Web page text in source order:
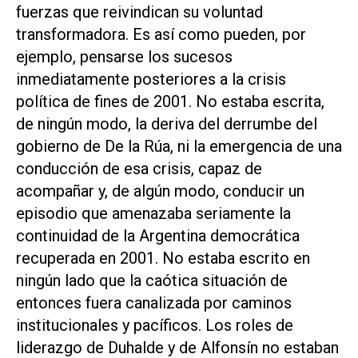
fuerzas que reivindican su voluntad
transformadora. Es así como pueden, por
ejemplo, pensarse los sucesos
inmediatamente posteriores a la crisis
política de fines de 2001. No estaba escrita,
de ningún modo, la deriva del derrumbe del
gobierno de De la Rúa, ni la emergencia de una
conducción de esa crisis, capaz de
acompañar y, de algún modo, conducir un
episodio que amenazaba seriamente la
continuidad de la Argentina democrática
recuperada en 2001. No estaba escrito en
ningún lado que la caótica situación de
entonces fuera canalizada por caminos
institucionales y pacíficos. Los roles de
liderazgo de Duhalde y de Alfonsín no estaban